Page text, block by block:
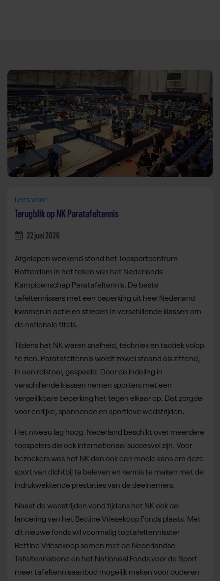
Direct door naar content
Lees voor
Terugblik op NK Paratafeltennis
22 juni 2026
Afgelopen weekend stond het Topsportcentrum
Rotterdam in het teken van het Nederlands
Kampioenschap Paratafeltennis. De beste
tafeltennissers met een beperking uit heel Nederland
kwamen in actie en streden in verschillende klassen om
de nationale titels.
Tijdens het NK waren snelheid, techniek en tactiek volop
te zien. Paratafeltennis wordt zowel staand als zittend,
in een rolstoel, gespeeld. Door de indeling in
verschillende klassen nemen sporters met een
vergelijkbare beperking het tegen elkaar op. Dat zorgde
voor eerlijke, spannende en sportieve wedstrijden.
Het niveau lag hoog. Nederland beschikt over meerdere
topspelers die ook internationaal succesvol zijn. Voor
bezoekers was het NK dan ook een mooie kans om deze
sport van dichtbij te beleven en kennis te maken met de
indrukwekkende prestaties van de deelnemers.
Naast de wedstrijden vond tijdens het NK ook de
lancering van het Bettine Vriesekoop Fonds plaats. Met
dit nieuwe fonds wil voormalig toptafeltennisster
Bettine Vriesekoop samen met de Nederlandse
Tafeltennisbond en het Nationaal Fonds voor de Sport
meer tafeltennisaanbod mogelijk maken voor ouderen